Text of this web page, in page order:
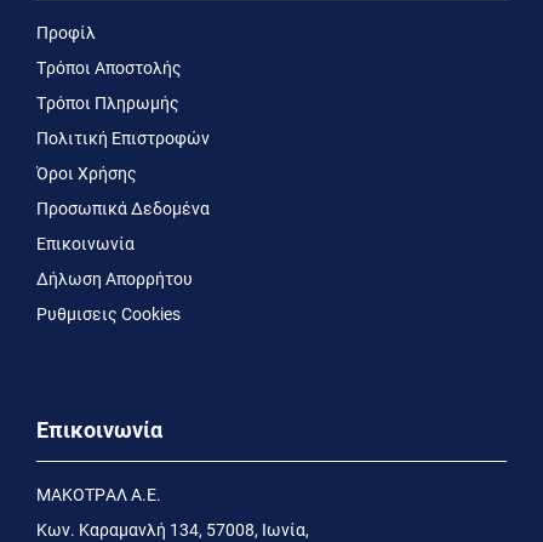
Προφίλ
Τρόποι Αποστολής
Τρόποι Πληρωμής
Πολιτική Επιστροφών
Όροι Χρήσης
Προσωπικά Δεδομένα
Επικοινωνία
Δήλωση Απορρήτου
Ρυθμισεις Cookies
Επικοινωνία
MΑΚΟΤΡΑΛ Α.Ε.
Kων. Kαραμανλή 134, 57008, Ιωνία,